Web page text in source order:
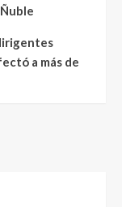
a más de